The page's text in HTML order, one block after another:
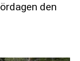
den